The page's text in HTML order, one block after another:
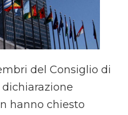
del Consiglio di
hanno chiesto